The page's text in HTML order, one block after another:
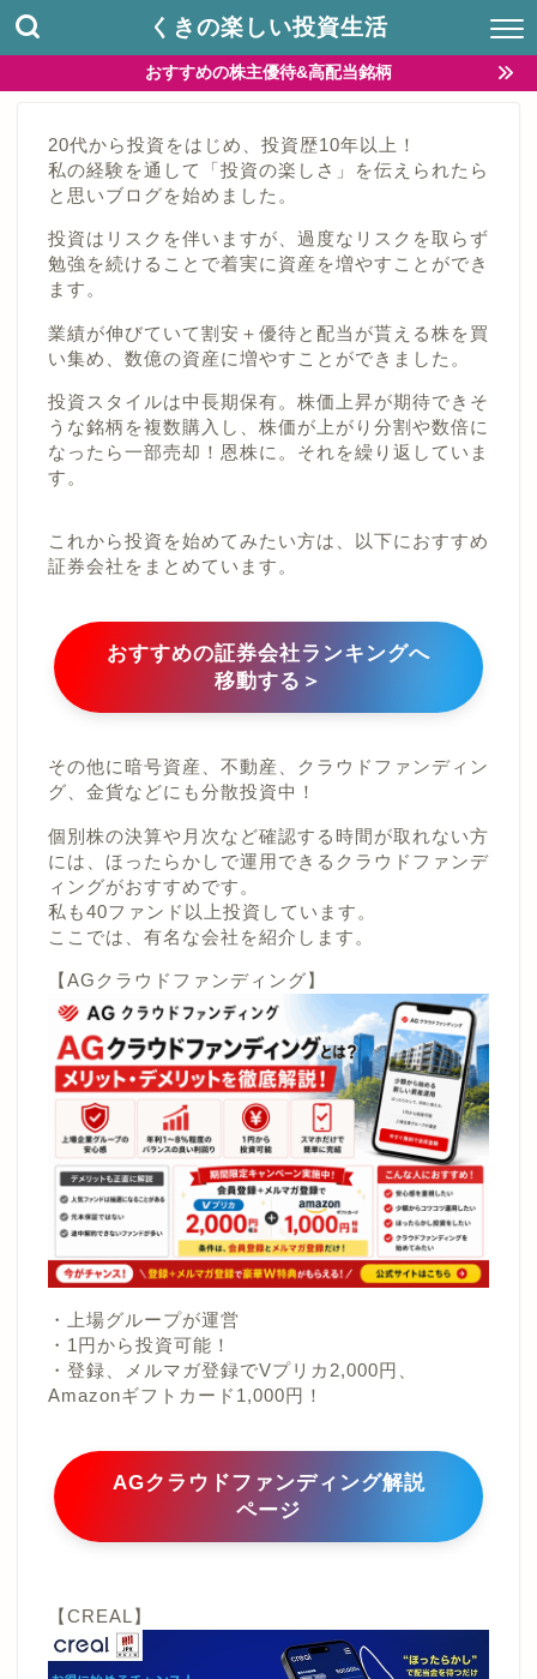
くきの楽しい投資生活
おすすめの株主優待&高配当銘柄
20代から投資をはじめ、投資歴10年以上！
私の経験を通して「投資の楽しさ」を伝えられたら
と思いブログを始めました。
投資はリスクを伴いますが、過度なリスクを取らず
勉強を続けることで着実に資産を増やすことができ
ます。
業績が伸びていて割安＋優待と配当が貰える株を買
い集め、数億の資産に増やすことができました。
投資スタイルは中長期保有。株価上昇が期待できそ
うな銘柄を複数購入し、株価が上がり分割や数倍に
なったら一部売却！恩株に。それを繰り返していま
す。
これから投資を始めてみたい方は、以下におすすめ
証券会社をまとめています。
おすすめの証券会社ランキングへ
移動する＞
その他に暗号資産、不動産、クラウドファンディン
グ、金貨などにも分散投資中！
個別株の決算や月次など確認する時間が取れない方
には、ほったらかしで運用できるクラウドファンデ
ィングがおすすめです。
私も40ファンド以上投資しています。
ここでは、有名な会社を紹介します。
【AGクラウドファンディング】
・上場グループが運営
・1円から投資可能！
・登録、メルマガ登録でVプリカ2,000円、
Amazonギフトカード1,000円！
AGクラウドファンディング解説
ページ
【CREAL】